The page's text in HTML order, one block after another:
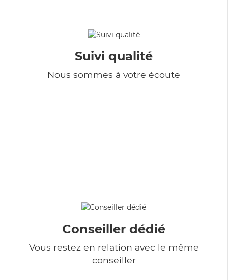
Suivi qualité
Nous sommes à votre écoute
Conseiller dédié
Vous restez en relation avec le même
conseiller